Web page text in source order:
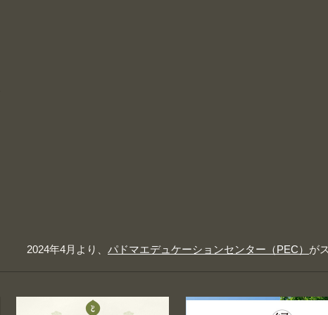
2024年4月より、 パドマエデュケーションセンター（PEC） が